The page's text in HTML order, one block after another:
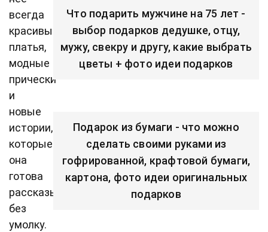
всегда
красивые
платья,
модные
прически
и
новые
истории,
которые
она
готова
рассказывать
без
умолку.
Что подарить мужчине на 75 лет -
выбор подарков дедушке, отцу,
мужу, свекру и другу, какие выбрать
цветы + фото идеи подарков
Подарок из бумаги - что можно
сделать своими руками из
гофрированной, крафтовой бумаги,
картона, фото идеи оригинальных
подарков